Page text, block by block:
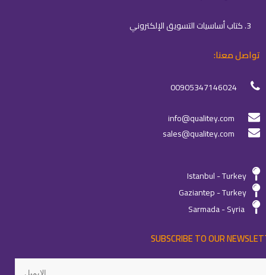
3. كتاب أساسيات التسويق الإلكتروني
تواصل معنا:
00905347146024
info@qualitey.com
sales@qualitey.com
Istanbul - Turkey
Gaziantep - Turkey
Sarmada - Syria
SUBSCRIBE TO OUR